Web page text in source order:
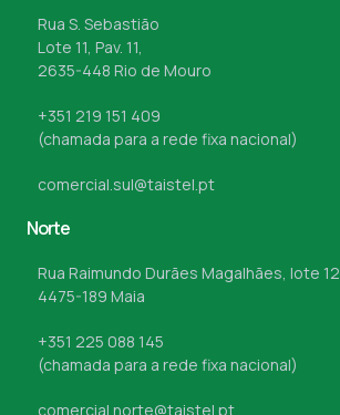
Rua S. Sebastião
Lote 11, Pav. 11,
2635-448 Rio de Mouro
+351 219 151 409
(chamada para a rede fixa nacional)
comercial.sul@taistel.pt
Norte
Rua Raimundo Durães Magalhães, lote 12
4475-189 Maia
+351 225 088 145
(chamada para a rede fixa nacional)
comercial.norte@taistel.pt